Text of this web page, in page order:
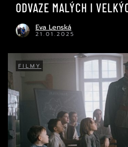
ODVAZE MALÝCH I
Eva Lenská
21.01.2025
FILMY